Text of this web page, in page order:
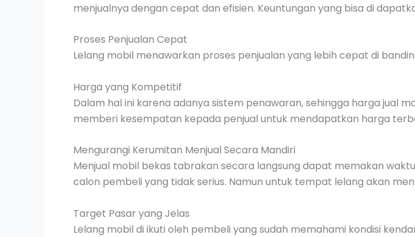
menjualnya dengan cepat dan efisien. Keuntungan yang bisa di
Proses Penjualan Cepat
Lelang mobil menawarkan proses penjualan yang lebih cepat di
Harga yang Kompetitif
Dalam hal ini karena adanya sistem penawaran, sehingga harga jual
memberi kesempatan kepada penjual untuk mendapatkan harga
Mengurangi Kerumitan Menjual Secara Mandiri
Menjual mobil bekas tabrakan secara langsung dapat memakan
calon pembeli yang tidak serius. Namun untuk tempat lelang akan
Target Pasar yang Jelas
Lelang mobil di ikuti oleh pembeli yang sudah memahami kondisi